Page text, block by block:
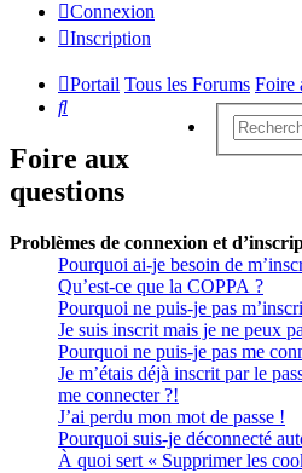
Connexion
Inscription
Portail Tous les Forums Foire
Rechercher
Foire aux
questions
Problèmes de connexion et
Pourquoi ai-je besoin de
Qu’est-ce que la COPPA ?
Pourquoi ne puis-je pas
Je suis inscrit mais je ne peux
Pourquoi ne puis-je pas me
Je m’étais déjà inscrit par le
me connecter ?!
J’ai perdu mon mot de passe !
Pourquoi suis-je déconnecté
À quoi sert « Supprimer les